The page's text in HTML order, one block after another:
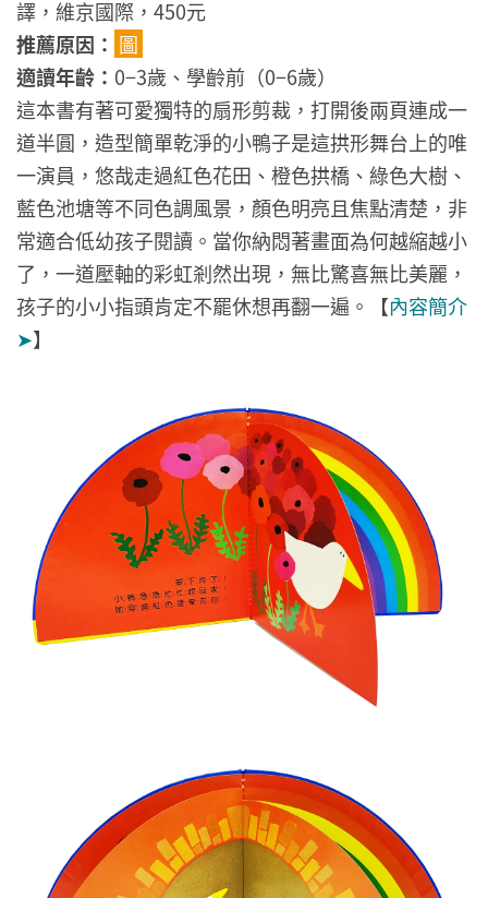
譯，維京國際，450元
推薦原因： 圖
適讀年齡： 0−3歲、學齡前（0−6歲）
這本書有著可愛獨特的扇形剪裁，打開後兩頁連成一
道半圓，造型簡單乾淨的小鴨子是這拱形舞台上的唯
一演員，悠哉走過紅色花田、橙色拱橋、綠色大樹、
藍色池塘等不同色調風景，顏色明亮且焦點清楚，非
常適合低幼孩子閱讀。當你納悶著畫面為何越縮越小
了，一道壓軸的彩虹剎然出現，無比驚喜無比美麗，
孩子的小小指頭肯定不罷休想再翻一遍。
【內容簡介
➤】